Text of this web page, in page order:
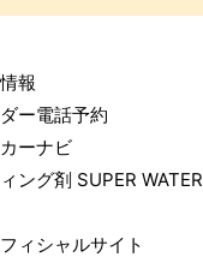
報
ー電話予約
ーナビ
ング剤 SUPER WATER
ィシャルサイト